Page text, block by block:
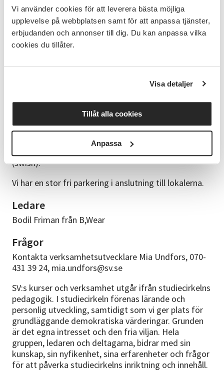
Vi använder cookies för att leverera bästa möjliga
upplevelse på webbplatsen samt för att anpassa tjänster,
erbjudanden och annonser till dig. Du kan anpassa vilka
cookies du tillåter.
Visa detaljer
Tillåt alla cookies
Anpassa
Symaskinsnålar Stretch 70 el 75
Sprätt
Bra att veta
Vi bjuder på för- och eftermiddagsfika båda dagarna.
Ta med egen lunch (micro, kylskåp och porslin finns).
Det finns också närliggande mataffär och
restauranger. Kaffe och te finns att köpa för 10 kr
(swish).
Vi har en stor fri parkering i anslutning till lokalerna.
Ledare
Bodil Friman från B,Wear
Frågor
Kontakta verksamhetsutvecklare Mia Undfors, 070-
431 39 24, mia.undfors@sv.se
SV:s kurser och verksamhet utgår ifrån studiecirkelns
pedagogik. I studiecirkeln förenas lärande och
personlig utveckling, samtidigt som vi ger plats för
grundläggande demokratiska värderingar. Grunden
är det egna intresset och den fria viljan. Hela
gruppen, ledaren och deltagarna, bidrar med sin
kunskap, sin nyfikenhet, sina erfarenheter och frågor
för att påverka studiecirkelns inriktning och innehåll.